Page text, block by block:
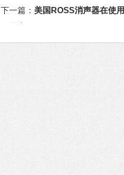
下一篇： 美国ROSS消声器在使